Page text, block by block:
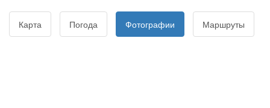
Карта Погода Фотографии Маршруты